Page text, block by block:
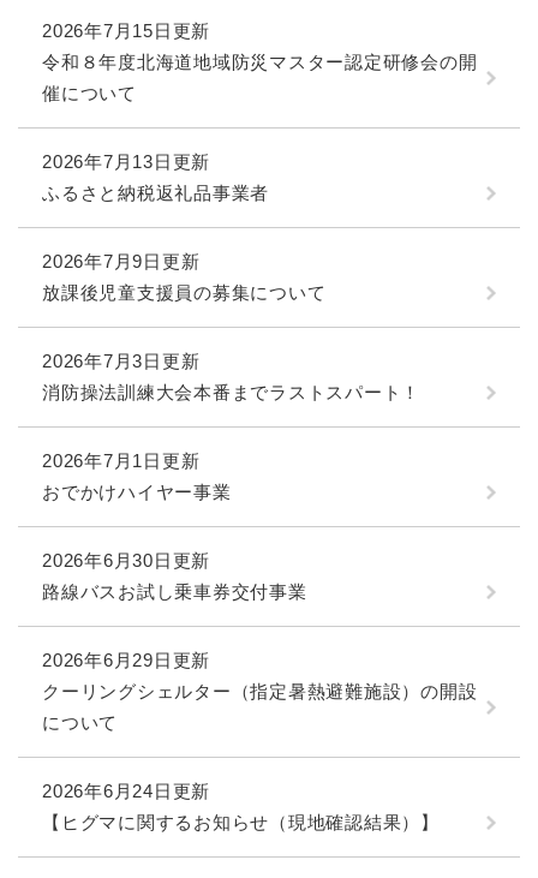
2026年7月15日更新
令和８年度北海道地域防災マスター認定研修会の開
催について
2026年7月13日更新
ふるさと納税返礼品事業者
2026年7月9日更新
放課後児童支援員の募集について
2026年7月3日更新
消防操法訓練大会本番までラストスパート！
2026年7月1日更新
おでかけハイヤー事業
2026年6月30日更新
路線バスお試し乗車券交付事業
2026年6月29日更新
クーリングシェルター（指定暑熱避難施設）の開設
について
2026年6月24日更新
【ヒグマに関するお知らせ（現地確認結果）】